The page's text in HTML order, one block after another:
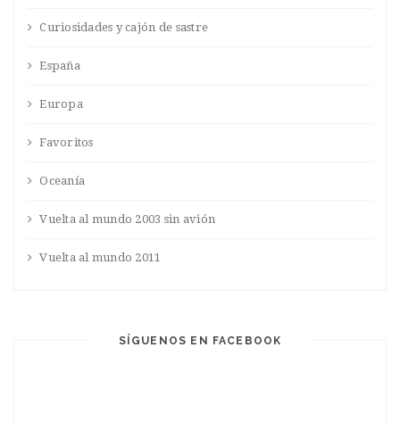
Curiosidades y cajón de sastre
España
Europa
Favoritos
Oceanía
Vuelta al mundo 2003 sin avión
Vuelta al mundo 2011
SÍGUENOS EN FACEBOOK